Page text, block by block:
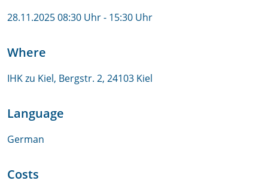
28.11.2025 08:30 Uhr- 15:30 Uhr
Where
IHK zu Kiel, Bergstr. 2, 24103 Kiel
Language
German
Costs